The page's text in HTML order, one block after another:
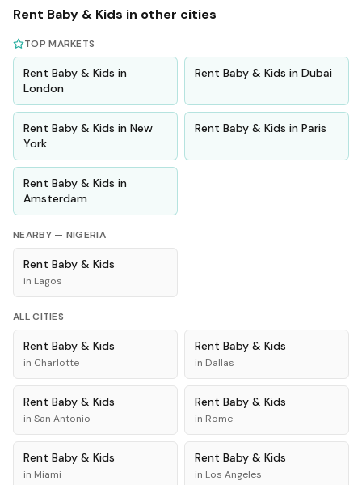
Rent Baby & Kids in other cities
TOP MARKETS
Rent Baby & Kids in
London
Rent Baby & Kids in Dubai
Rent Baby & Kids in New
York
Rent Baby & Kids in Paris
Rent Baby & Kids in
Amsterdam
NEARBY — NIGERIA
Rent Baby & Kids
in Lagos
ALL CITIES
Rent Baby & Kids
in Charlotte
Rent Baby & Kids
in Dallas
Rent Baby & Kids
in San Antonio
Rent Baby & Kids
in Rome
Rent Baby & Kids
in Miami
Rent Baby & Kids
in Los Angeles